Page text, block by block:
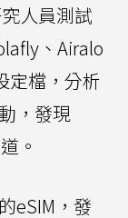
人員測試
、Airalo
定檔，分析
，發現
。
eSIM，發